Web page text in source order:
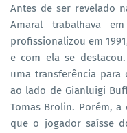
Antes de ser revelado
Amaral trabalhava
profissionalizou em
e com ela se
uma transferência
ao lado de Gianluigi
Tomas Brolin. Porém,
que o jogador saísse